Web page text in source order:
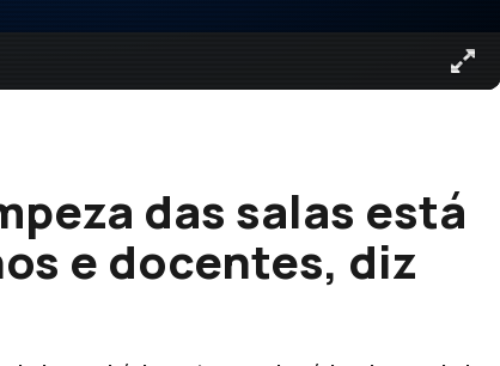
das salas está
e docentes, diz